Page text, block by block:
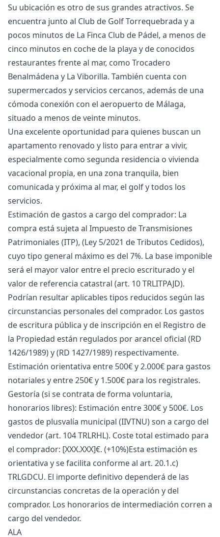
Su ubicación es otro de sus grandes atractivos. Se
encuentra junto al Club de Golf Torrequebrada y a
pocos minutos de La Finca Club de Pádel, a menos de
cinco minutos en coche de la playa y de conocidos
restaurantes frente al mar, como Trocadero
Benalmádena y La Viborilla. También cuenta con
supermercados y servicios cercanos, además de una
cómoda conexión con el aeropuerto de Málaga,
situado a menos de veinte minutos.
Una excelente oportunidad para quienes buscan un
apartamento renovado y listo para entrar a vivir,
especialmente como segunda residencia o vivienda
vacacional propia, en una zona tranquila, bien
comunicada y próxima al mar, el golf y todos los
servicios.
Estimación de gastos a cargo del comprador: La
compra está sujeta al Impuesto de Transmisiones
Patrimoniales (ITP), (Ley 5/2021 de Tributos Cedidos),
cuyo tipo general máximo es del 7%. La base imponible
será el mayor valor entre el precio escriturado y el
valor de referencia catastral (art. 10 TRLITPAJD).
Podrían resultar aplicables tipos reducidos según las
circunstancias personales del comprador. Los gastos
de escritura pública y de inscripción en el Registro de
la Propiedad están regulados por arancel oficial (RD
1426/1989) y (RD 1427/1989) respectivamente.
Estimación orientativa entre 500€ y 2.000€ para gastos
notariales y entre 250€ y 1.500€ para los registrales.
Gestoría (si se contrata de forma voluntaria,
honorarios libres): Estimación entre 300€ y 500€. Los
gastos de plusvalía municipal (IIVTNU) son a cargo del
vendedor (art. 104 TRLRHL). Coste total estimado para
el comprador: [XXX.XXX]€. (+10%)Esta estimación es
orientativa y se facilita ‌conforme ‌al ‌art. ‌20.1.c)
‌TRLGDCU. El importe definitivo dependerá ‌de ‌las
‌circunstancias concretas de ‌la ‌operación ‌y ‌del
comprador. ‌Los honorarios de ‌intermediación ‌corren ‌a
‌cargo ‌del ‌vendedor. ‌
ALA